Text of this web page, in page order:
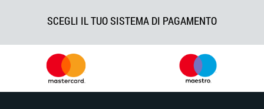
SCEGLI IL TUO SISTEMA DI PAGAMENTO